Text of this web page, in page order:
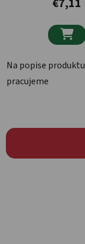

Na popise produktu
pracujeme